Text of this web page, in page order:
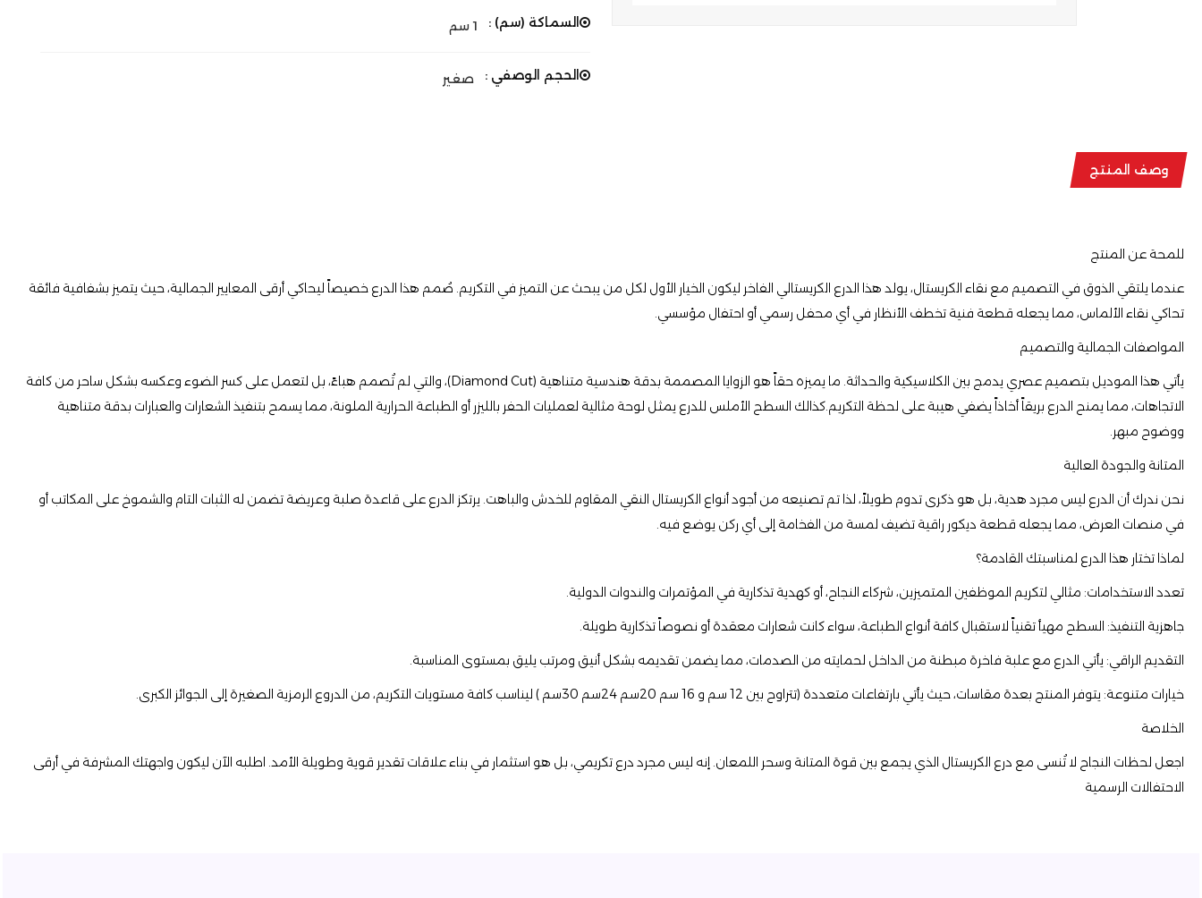
السماكة (سم) : 1 سم
الحجم الوصفي : صغير
وصف المنتج
للمحة عن المنتج
​عندما يلتقي الذوق في التصميم مع نقاء الكريستال، يولد هذا الدرع الكريستالي الفاخر ليكون الخيار الأول لكل من يبحث عن التميز في التكريم. صُمم هذا الدرع خصيصاً ليحاكي أرقى المعايير الجمالية، حيث يتميز بشفافية فائقة
تحاكي نقاء الألماس، مما يجعله قطعة فنية تخطف الأنظار في أي محفل رسمي أو احتفال مؤسسي.
​المواصفات الجمالية والتصميم
​يأتي هذا الموديل بتصميم عصري يدمج بين الكلاسيكية والحداثة. ما يميزه حقاً هو الزوايا المصممة بدقة هندسية متناهية (Diamond Cut)، والتي لم تُصمم هباءً، بل لتعمل على كسر الضوء وعكسه بشكل ساحر من كافة
الاتجاهات، مما يمنح الدرع بريقاً أخاذاً يضفي هيبة على لحظة التكريم.كذالك السطح الأملس للدرع يمثل لوحة مثالية لعمليات الحفر بالليزر أو الطباعة الحرارية الملونة، مما يسمح بتنفيذ الشعارات والعبارات بدقة متناهية
ووضوح مبهر.
​المتانة والجودة العالية
​نحن ندرك أن الدرع ليس مجرد هدية، بل هو ذكرى تدوم طويلاً، لذا تم تصنيعه من أجود أنواع الكريستال النقي المقاوم للخدش والباهت. يرتكز الدرع على قاعدة صلبة وعريضة تضمن له الثبات التام والشموخ على المكاتب أو
في منصات العرض، مما يجعله قطعة ديكور راقية تضيف لمسة من الفخامة إلى أي ركن يوضع فيه.
​لماذا تختار هذا الدرع لمناسبتك القادمة؟
​تعدد الاستخدامات: مثالي لتكريم الموظفين المتميزين، شركاء النجاح، أو كهدية تذكارية في المؤتمرات والندوات الدولية.
​جاهزية التنفيذ: السطح مهيأ تقنياً لاستقبال كافة أنواع الطباعة، سواء كانت شعارات معقدة أو نصوصاً تذكارية طويلة.
​التقديم الراقي: يأتي الدرع مع علبة فاخرة مبطنة من الداخل لحمايته من الصدمات، مما يضمن تقديمه بشكل أنيق ومرتب يليق بمستوى المناسبة.
​خيارات متنوعة: يتوفر المنتج بعدة مقاسات، حيث يأتي بارتفاعات متعددة (تتراوح بين 12 سم و 16 سم 20سم 24سم 30سم ) ليناسب كافة مستويات التكريم، من الدروع الرمزية الصغيرة إلى الجوائز الكبرى.
​الخلاصة
​اجعل لحظات النجاح لا تُنسى مع درع الكريستال الذي يجمع بين قوة المتانة وسحر اللمعان. إنه ليس مجرد درع تكريمي، بل هو استثمار في بناء علاقات تقدير قوية وطويلة الأمد. اطلبه الآن ليكون واجهتك المشرفة في أرقى
الاحتفالات الرسمية